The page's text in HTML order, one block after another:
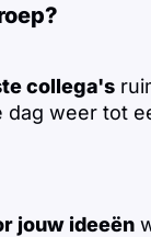
collega's
dag weer tot
jouw ideeën